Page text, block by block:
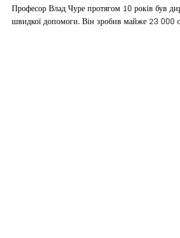
Професор Влад Чуре протягом 10 років був
швидкої допомоги. Він зробив майже 23 000